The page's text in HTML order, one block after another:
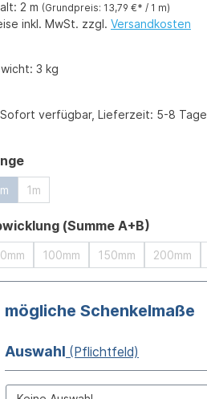
2 m (Grundpreis: 13,79 €* / 1 m)
inkl. MwSt. zzgl. Versandkosten
3 kg
Sofort verfügbar, Lieferzeit: 5-8 Tage
auswählen
1m
(Summe A+B)
100mm 150mm 200mm
mögliche Schenkelmaße
Auswahl (Pflichtfeld)
Auswahl